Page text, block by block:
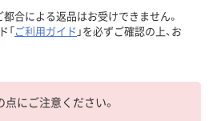
都合による返品はお受けできません。
「ご利用ガイド 」を必ずご確認の上、お
にご注意ください。